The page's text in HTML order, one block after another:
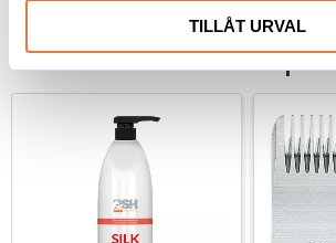
TILLÅT URVAL
Senaste besökta